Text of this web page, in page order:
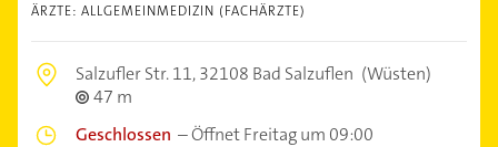
ÄRZTE: ALLGEMEINMEDIZIN (FACHÄRZTE)
Salzufler Str. 11,32108 Bad Salzuflen (Wüsten)
47 m
Geschlossen –Öffnet Freitag um 09:00